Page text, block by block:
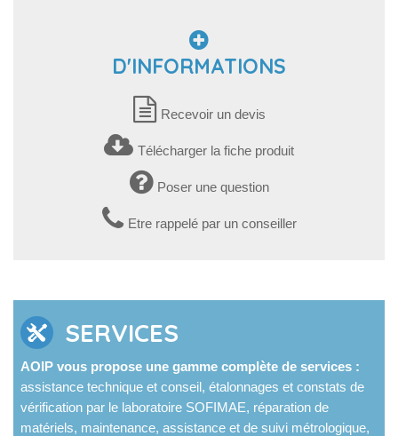
D'INFORMATIONS
Recevoir un devis
Télécharger la fiche produit
Poser une question
Etre rappelé par un conseiller
SERVICES
AOIP vous propose une gamme complète de services :
assistance technique et conseil, étalonnages et constats de
vérification par le laboratoire SOFIMAE, réparation de
matériels, maintenance, assistance et de suivi métrologique,